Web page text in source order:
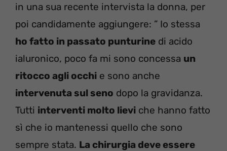
in una sua recente intervista la donna, per
poi candidamente aggiungere: ” Io stessa
ho fatto in passato punturine di acido
ialuronico, poco fa mi sono concessa un
ritocco agli occhi e sono anche
intervenuta sul seno dopo la gravidanza.
Tutti interventi molto lievi che hanno fatto
sì che io mantenessi quello che sono
sempre stata. La chirurgia deve essere